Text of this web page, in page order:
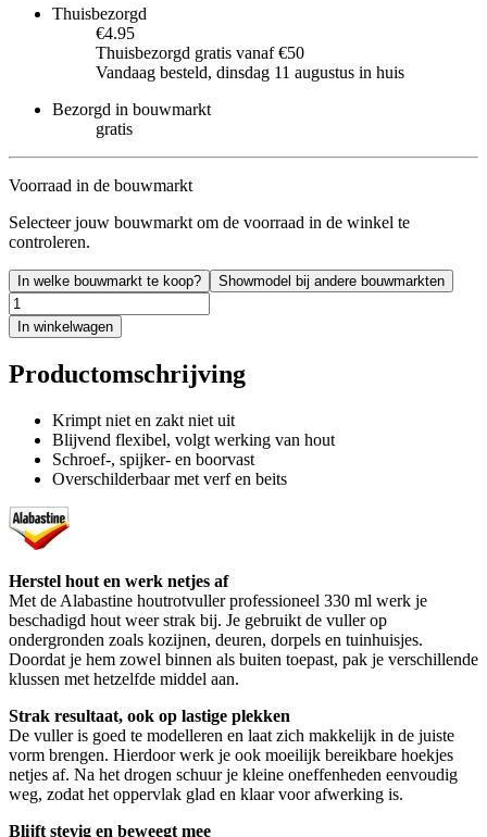
Thuisbezorgd
€4.95
Thuisbezorgd gratis vanaf €50
Vandaag besteld, dinsdag 11 augustus in huis
Bezorgd in bouwmarkt
gratis
Voorraad in de bouwmarkt
Selecteer jouw bouwmarkt om de voorraad in de winkel te
controleren.
In welke bouwmarkt te koop? Showmodel bij andere bouwmarkten
In winkelwagen
Productomschrijving
Krimpt niet en zakt niet uit
Blijvend flexibel, volgt werking van hout
Schroef-, spijker- en boorvast
Overschilderbaar met verf en beits
Herstel hout en werk netjes af
Met de Alabastine houtrotvuller professioneel 330 ml werk je
beschadigd hout weer strak bij. Je gebruikt de vuller op
ondergronden zoals kozijnen, deuren, dorpels en tuinhuisjes.
Doordat je hem zowel binnen als buiten toepast, pak je verschillende
klussen met hetzelfde middel aan.
Strak resultaat, ook op lastige plekken
De vuller is goed te modelleren en laat zich makkelijk in de juiste
vorm brengen. Hierdoor werk je ook moeilijk bereikbare hoekjes
netjes af. Na het drogen schuur je kleine oneffenheden eenvoudig
weg, zodat het oppervlak glad en klaar voor afwerking is.
Blijft stevig en beweegt mee